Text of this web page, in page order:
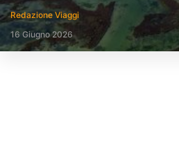
Redazione Viaggi
16 Giugno 2026